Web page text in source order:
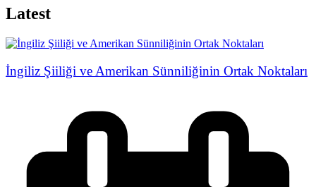
Latest
İngiliz Şiiliği ve Amerikan Sünniliğinin Ortak Noktaları